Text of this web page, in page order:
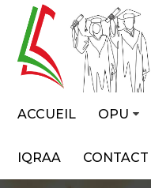
ACCUEIL OPU
IQRAA CONTACT